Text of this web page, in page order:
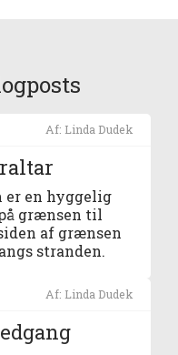
Af: Linda Dudek
er en hyggelig
grænsen til
af grænsen
stranden.
Af: Linda Dudek